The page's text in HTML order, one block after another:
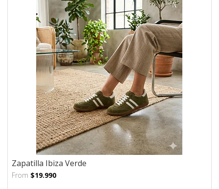
Zapatilla Ibiza Verde
From $19.990